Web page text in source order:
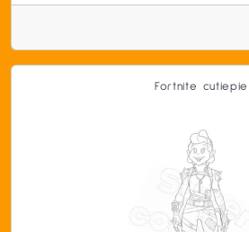
Fortnite cutiepie